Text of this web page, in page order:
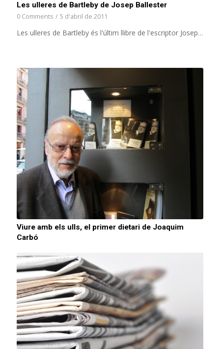
Les ulleres de Bartleby de Josep Ballester
0 Comments / 5 d'abril de 2011
Les ulleres de Bartleby és l'últim llibre de l'escriptor Josep…
Viure amb els ulls, el primer dietari de Joaquim
Carbó